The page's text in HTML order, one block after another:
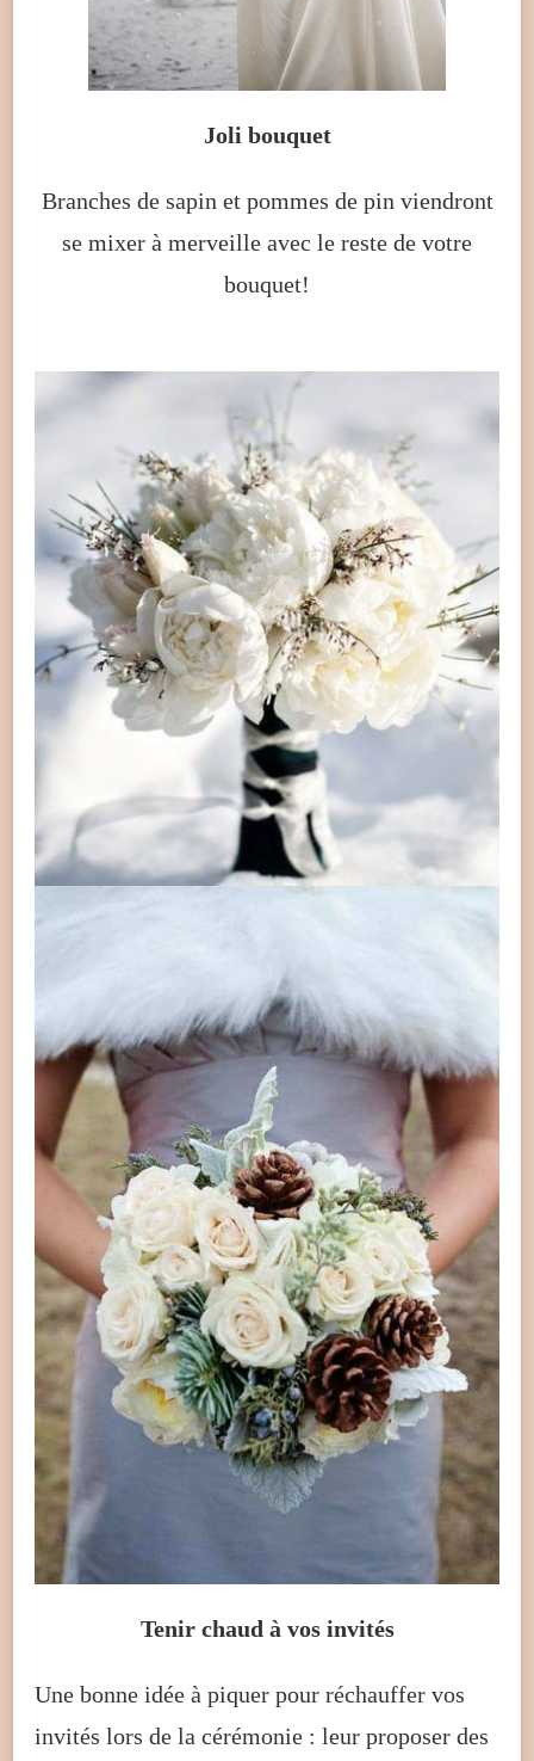
Joli bouquet
Branches de sapin et pommes de pin viendront
se mixer à merveille avec le reste de votre
bouquet!
Tenir chaud à vos invités
Une bonne idée à piquer pour réchauffer vos
invités lors de la cérémonie : leur proposer des